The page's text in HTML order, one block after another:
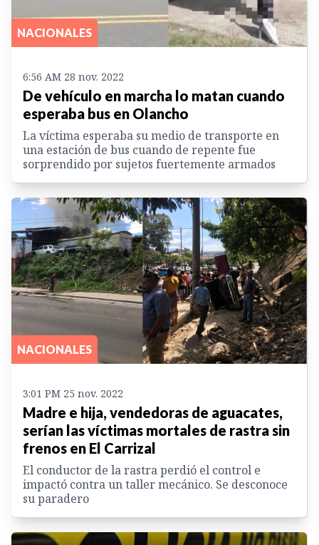
NACIONALES
6:56 AM 28 nov. 2022
De vehículo en marcha lo matan cuando
esperaba bus en Olancho
La víctima esperaba su medio de transporte en
una estación de bus cuando de repente fue
sorprendido por sujetos fuertemente armados
NACIONALES
3:01 PM 25 nov. 2022
Madre e hija, vendedoras de aguacates,
serían las víctimas mortales de rastra sin
frenos en El Carrizal
El conductor de la rastra perdió el control e
impactó contra un taller mecánico. Se desconoce
su paradero